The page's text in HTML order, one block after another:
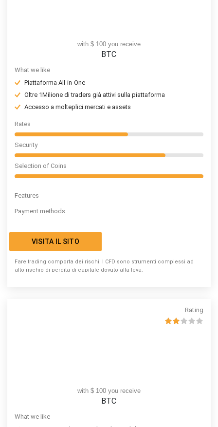
with $ 100 you receive
BTC
What we like
Piattaforma All-in-One
Oltre 1Milione di traders già attivi sulla piattaforma
Accesso a molteplici mercati e assets
Rates
Security
Selection of Coins
Features
Payment methods
VISITA IL SITO
Fare trading comporta dei rischi. I CFD sono strumenti complessi ad
alto rischio di perdita di capitale dovuto alla leva.
Rating
with $ 100 you receive
BTC
What we like